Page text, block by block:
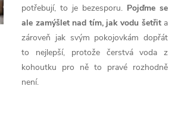
potřebují, to je bezesporu. Pojďme se
ale zamýšlet nad tím, jak vodu šetřita
zároveň jak svým pokojovkám dopřát
to nejlepší, protože čerstvá voda z
kohoutku pro ně to pravé rozhodně
není.